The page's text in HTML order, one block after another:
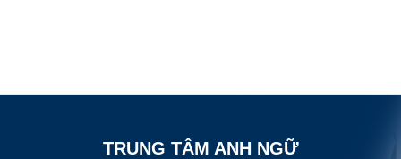
TRUNG TÂM ANH NGỮ